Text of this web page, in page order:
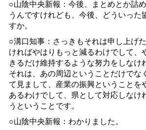
○山陰中央新報：今後、まとめとか詰
うんですけれども、今後、どういった
すか。
○溝口知事：さっきもそれは申し上げ
ければやはりもっと減るわけでして、
きるだけ維持するような努力をしなけ
それは、あの周辺ということだけでな
て見まして、産業の振興ということを
あるわけでして、県として対応しなけ
うということです。
○山陰中央新報：わかりました。